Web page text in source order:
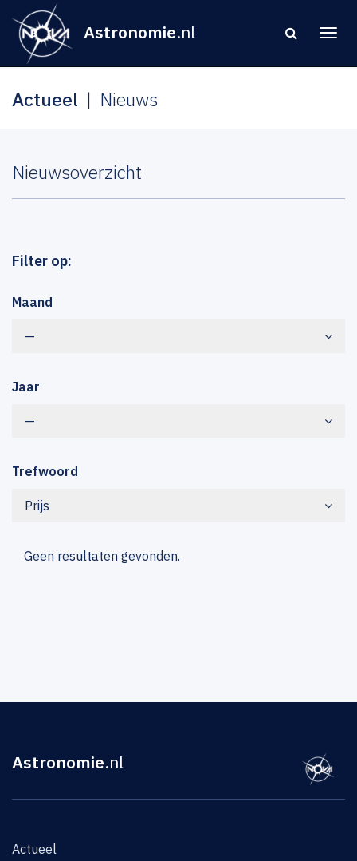
Astronomie.nl
Actueel Nieuws
Nieuwsoverzicht
Filter op:
Maand
—
Jaar
—
Trefwoord
Prijs
Geen resultaten gevonden.
Astronomie.nl
Actueel